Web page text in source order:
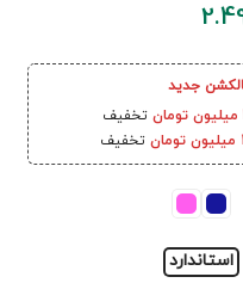
جدید
تخفیف
تخفیف
استاندارد